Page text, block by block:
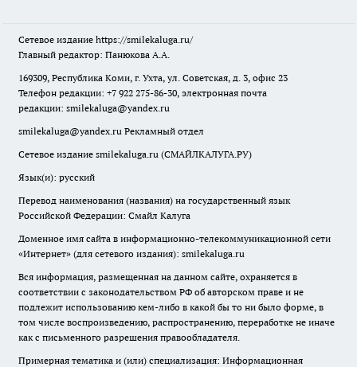
Сетевое издание https://smilekaluga.ru/
Главный редактор: Панюкова А.А.
169309, Республика Коми, г. Ухта, ул. Советская, д. 3, офис 23
Телефон редакции: +7 922 275-86-30, электронная почта
редакции: smilekaluga@yandex.ru
smilekaluga@yandex.ru Рекламный отдел
Сетевое издание smilekaluga.ru (СМАЙЛКАЛУГА.РУ)
Язык(и): русский
Перевод наименования (названия) на государственный язык
Российской Федерации: Смайл Калуга
Доменное имя сайта в информационно-телекоммуникационной сети
«Интернет» (для сетевого издания): smilekaluga.ru
Вся информация, размещенная на данном сайте, охраняется в
соответствии с законодательством РФ об авторском праве и не
подлежит использованию кем-либо в какой бы то ни было форме, в
том числе воспроизведению, распространению, переработке не иначе
как с письменного разрешения правообладателя.
Примерная тематика и (или) специализация: Информационная